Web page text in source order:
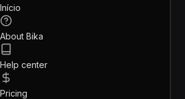
Início
About Bika
Help center
Pricing